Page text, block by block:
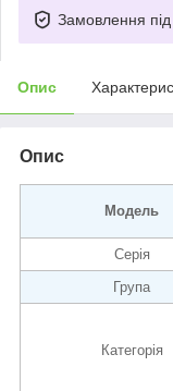
Замовлення
Опис
Опис
Модель
Серія
Група
Категорія